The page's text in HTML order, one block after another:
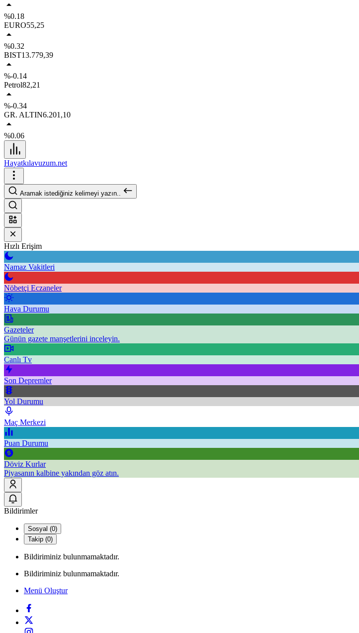
%0.18
EURO55,25
%0.32
BIST13.779,39
%-0.14
Petrol82,21
%-0.34
GR. ALTIN6.201,10
%0.06
Hayatkılavuzum.net
Aramak istediğiniz kelimeyi yazın..
Hızlı Erişim
Namaz Vakitleri
Nöbetçi Eczaneler
Hava Durumu
Gazeteler
Günün gazete manşetlerini inceleyin.
Canlı Tv
Son Depremler
Yol Durumu
Maç Merkezi
Puan Durumu
Döviz Kurlar
Piyasanın kalbine yakından göz atın.
Bildirimler
Sosyal (0)
Takip (0)
Bildiriminiz bulunmamaktadır.
Bildiriminiz bulunmamaktadır.
Menü Oluştur